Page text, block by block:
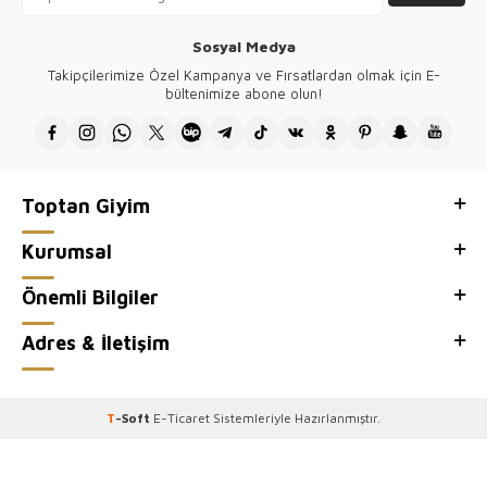
Tüm ürünlerimizin tasarımı firmamıza ait olup Türkiye'de üretilmektedir.
Official'ı ziyaretiniz için teşekkür ederiz.
Sosyal Medya
Takipçilerimize Özel Kampanya ve Fırsatlardan olmak için E-
bültenimize abone olun!
Toptan Giyim
Kurumsal
Önemli Bilgiler
Adres & İletişim
T-Soft E-Ticaret Sistemleriyle Hazırlanmıştır.